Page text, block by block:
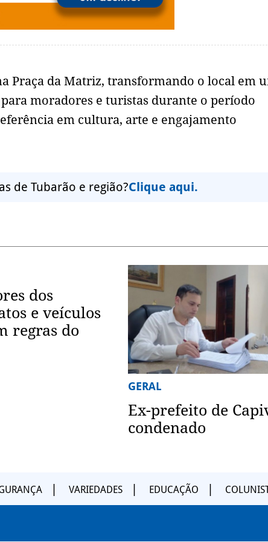
Praça da Matriz, transformando o local em
moradores e turistas durante o período
em cultura, arte e engajamento
de Tubarão e região?Clique aqui.
dos
e veículos
regras do
GERAL
Ex-prefeito de
condenado
VARIEDADES EDUCAÇÃO